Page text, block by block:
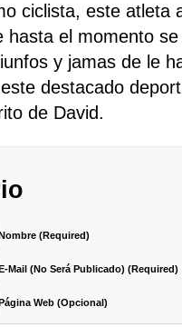
ciclista, este atleta
hasta el momento
y jamas de le
destacado
de David.
(required)
Mail (no Será Publicado) (required)
Web (opcional)